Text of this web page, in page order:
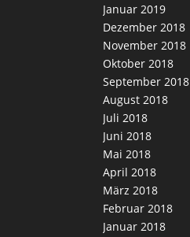
Januar 2019
Dezember 2018
November 2018
Oktober 2018
September 2018
August 2018
Juli 2018
Juni 2018
Mai 2018
April 2018
März 2018
Februar 2018
Januar 2018